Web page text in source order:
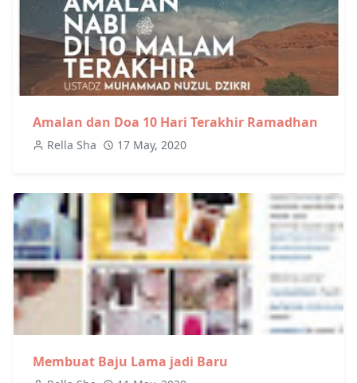
Amalan dan Doa 10 Hari Terakhir Ramadhan
Rella Sha 17 May, 2020
Membuat Baju Lama jadi Baru